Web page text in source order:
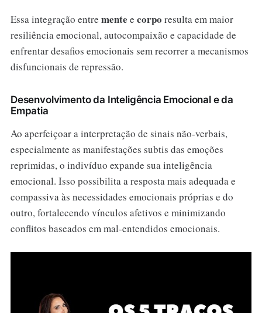
Essa integração entre mente e corpo resulta em maior
resiliência emocional, autocompaixão e capacidade de
enfrentar desafios emocionais sem recorrer a mecanismos
disfuncionais de repressão.
Desenvolvimento da Inteligência Emocional e da
Empatia
Ao aperfeiçoar a interpretação de sinais não-verbais,
especialmente as manifestações subtis das emoções
reprimidas, o indivíduo expande sua inteligência
emocional. Isso possibilita a resposta mais adequada e
compassiva às necessidades emocionais próprias e do
outro, fortalecendo vínculos afetivos e minimizando
conflitos baseados em mal-entendidos emocionais.